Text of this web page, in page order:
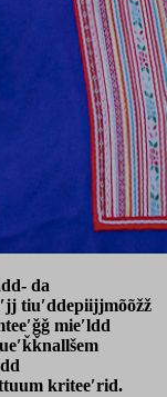
da
tiuʹddepiijjmõõžž
mieʹldd
kriteeʹrid.